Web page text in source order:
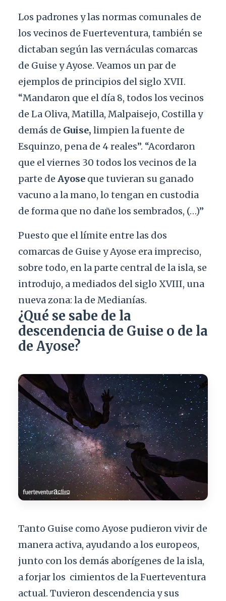
Los padrones y las normas comunales de
los vecinos de Fuerteventura, también se
dictaban según las vernáculas comarcas
de Guise y Ayose. Veamos un par de
ejemplos de principios del siglo XVII.
“Mandaron que el día 8, todos los vecinos
de La Oliva, Matilla, Malpaisejo, Costilla y
demás de Guise, limpien la fuente de
Esquinzo, pena de 4 reales”. “Acordaron
que el viernes 30 todos los vecinos de la
parte de Ayose que tuvieran su ganado
vacuno a la mano, lo tengan en custodia
de forma que no dañe los sembrados, (…)”
Puesto que el límite entre las dos
comarcas de Guise y Ayose era impreciso,
sobre todo, en la parte central de la isla, se
introdujo, a mediados del siglo XVIII, una
nueva zona: la de Medianías.
¿Qué se sabe de la
descendencia de Guise o de la
de Ayose?
Tanto Guise como Ayose pudieron vivir de
manera activa, ayudando a los europeos,
junto con los demás aborígenes de la isla,
a forjar los cimientos de la Fuerteventura
actual. Tuvieron descendencia y sus